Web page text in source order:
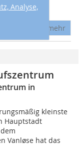
Analyse,
ein großes...
mehr
in
kleinste
Hauptstadt
Vanløse hat das